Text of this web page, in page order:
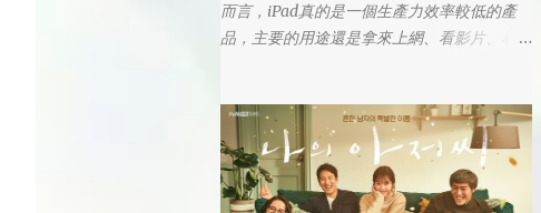
而言，iPad真的是一個生產力效率較低的產
品，主要的用途還是拿來上網、看影片、看小
出不太想帶滑鼠，所以動作還是比較慢)，這
兩者還是有效率多了。 想來想去，iPad能夠
比電腦還有生產力的部份可能會落在畫圖這一
塊吧... 可惜大一畫了一個學期的蛋之後，我就